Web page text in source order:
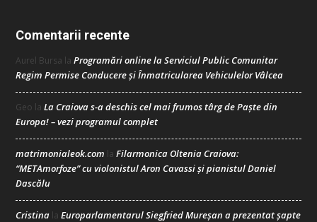
Comentarii recente
Aurel Bursa la Programări online la Serviciul Public Comunitar
Regim Permise Conducere şi Înmatricularea Vehiculelor Vâlcea
Geo la La Craiova s-a deschis cel mai frumos târg de Paște din
Europa! – vezi programul complet
matrimonialeok.com la Filarmonica Oltenia Craiova:
“METAmorfoze” cu violonistul Aron Cavassi și pianistul Daniel
Dascălu
Cristina la Europarlamentarul Siegfried Mureșan a prezentat șapte